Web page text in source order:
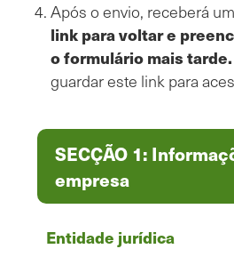
Após o envio, receberá
link para voltar e
o formulário mais tarde.
guardar este link para
SECÇÃO 1:
empresa
Entidade jurídica